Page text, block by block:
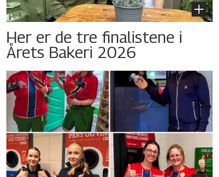
Her er de tre finalistene i
Årets Bakeri 2026